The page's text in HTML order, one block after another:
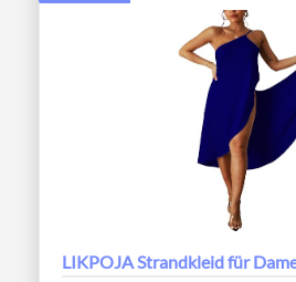
LIKPOJA Strandkleid für